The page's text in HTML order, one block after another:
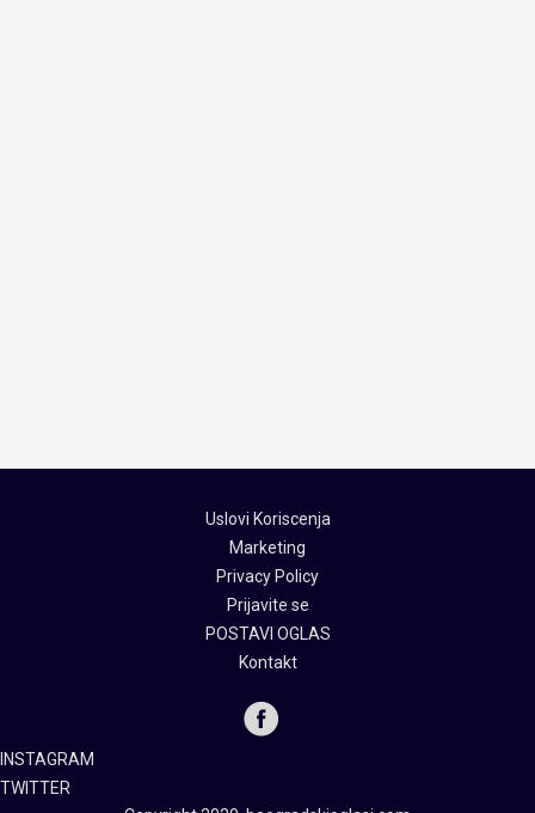
Uslovi Koriscenja
Marketing
Privacy Policy
Prijavite se
POSTAVI OGLAS
Kontakt
INSTAGRAM
TWITTER